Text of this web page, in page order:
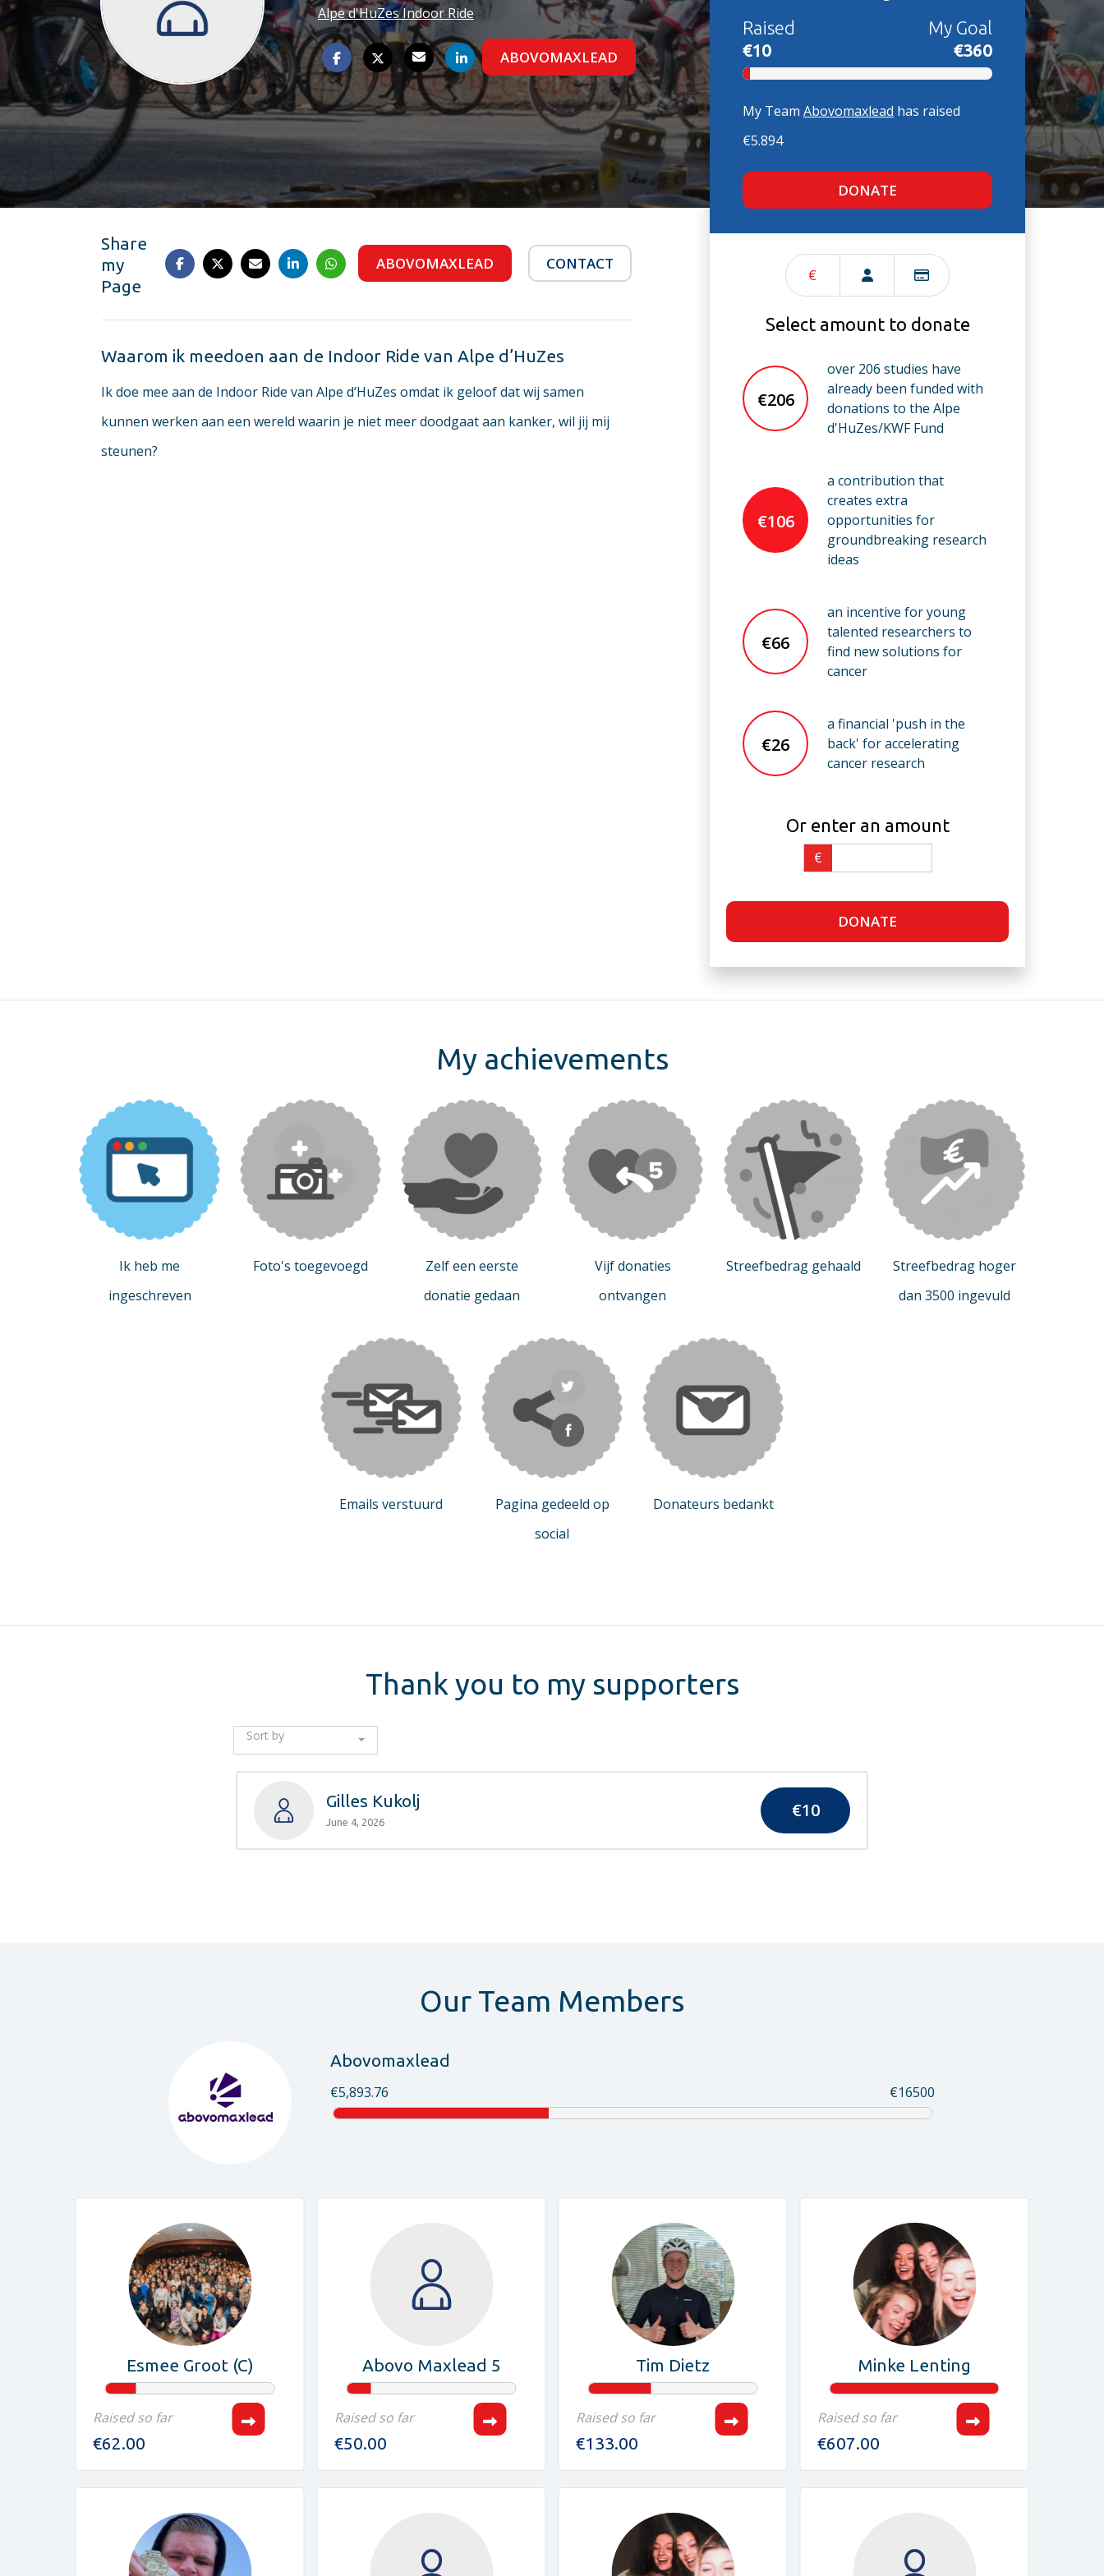
Alpe d'HuZes Indoor Ride
ABOVOMAXLEAD
Share
my
Page
ABOVOMAXLEAD CONTACT
Waarom ik meedoen aan de Indoor Ride van Alpe d’HuZes
Ik doe mee aan de Indoor Ride van Alpe d’HuZes omdat ik geloof dat wij samen
kunnen werken aan een wereld waarin je niet meer doodgaat aan kanker, wil jij mij
steunen?
Raised
€10
My Goal
€360
My Team Abovomaxlead has raised
€5.894
DONATE
€
Select amount to donate
€206
over 206 studies have
already been funded with
donations to the Alpe
d'HuZes/KWF Fund
€106
a contribution that
creates extra
opportunities for
groundbreaking research
ideas
€66
an incentive for young
talented researchers to
find new solutions for
cancer
€26
a financial 'push in the
back' for accelerating
cancer research
Or enter an amount
€
DONATE
My achievements
Ik heb me
ingeschreven
Foto's toegevoegd
Zelf een eerste
donatie gedaan
Vijf donaties
ontvangen
Streefbedrag gehaald
Streefbedrag hoger
dan 3500 ingevuld
Emails verstuurd
Pagina gedeeld op
social
Donateurs bedankt
Thank you to my supporters
Sort by
€10
Gilles Kukolj
June 4, 2026
Our Team Members
Abovomaxlead
€5,893.76 €16500
Esmee Groot (C)
Raised so far
€62.00
Abovo Maxlead 5
Raised so far
€50.00
Tim Dietz
Raised so far
€133.00
Minke Lenting
Raised so far
€607.00